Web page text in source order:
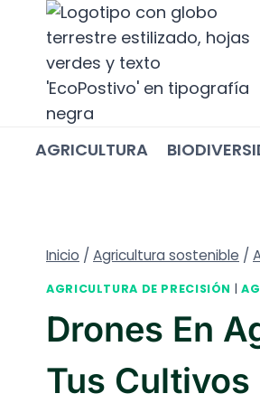
Saltar
contenido
AGRICULTURA
Inicio / Agricultura sostenible /
AGRICULTURA DE PRECISIÓN |
Drones En
Tus Cultivos